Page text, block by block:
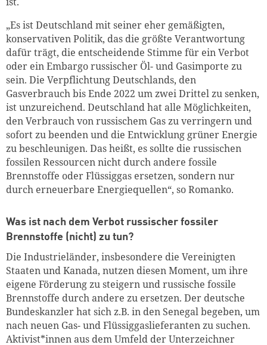
„Es ist Deutschland mit seiner eher gemäßigten,
konservativen Politik, das die größte Verantwortung
dafür trägt, die entscheidende Stimme für ein Verbot
oder ein Embargo russischer Öl- und Gasimporte zu
sein. Die Verpflichtung Deutschlands, den
Gasverbrauch bis Ende 2022 um zwei Drittel zu senken,
ist unzureichend. Deutschland hat alle Möglichkeiten,
den Verbrauch von russischem Gas zu verringern und
sofort zu beenden und die Entwicklung grüner Energie
zu beschleunigen. Das heißt, es sollte die russischen
fossilen Ressourcen nicht durch andere fossile
Brennstoffe oder Flüssiggas ersetzen, sondern nur
durch erneuerbare Energiequellen“, so Romanko.
Was ist nach dem Verbot russischer fossiler
Brennstoffe (nicht) zu tun?
Die Industrieländer, insbesondere die Vereinigten
Staaten und Kanada, nutzen diesen Moment, um ihre
eigene Förderung zu steigern und russische fossile
Brennstoffe durch andere zu ersetzen. Der deutsche
Bundeskanzler hat sich z.B. in den Senegal begeben, um
nach neuen Gas- und Flüssiggaslieferanten zu suchen.
Aktivist*innen aus dem Umfeld der Unterzeichner